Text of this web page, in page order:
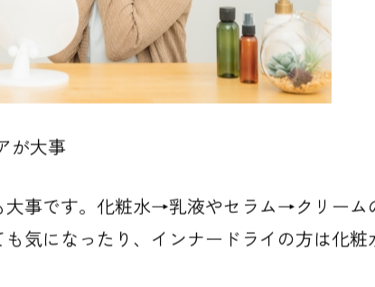
が大事
大事です。化粧水→乳液やセラム→クリーム
気になったり、インナードライの方は化